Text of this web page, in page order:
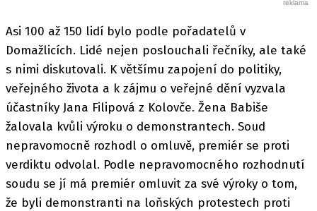
Asi 100 až 150 lidí bylo podle pořadatelů v
Domažlicích. Lidé nejen poslouchali řečníky, ale také
s nimi diskutovali. K většímu zapojení do politiky,
veřejného života a k zájmu o veřejné dění vyzvala
účastníky Jana Filipová z Kolovče. Žena Babiše
žalovala kvůli výroku o demonstrantech. Soud
nepravomocně rozhodl o omluvě, premiér se proti
verdiktu odvolal. Podle nepravomocného rozhodnutí
soudu se jí má premiér omluvit za své výroky o tom,
že byli demonstranti na loňských protestech proti